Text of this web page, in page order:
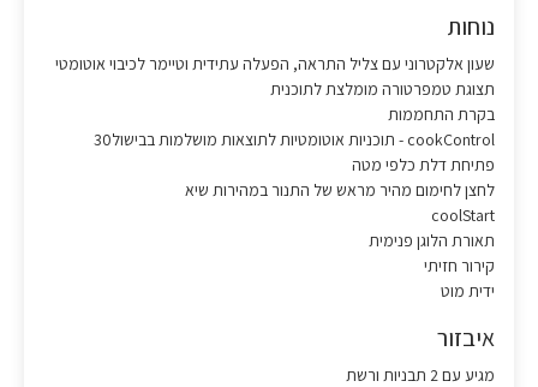
נוחות
שעון אלקטרוני עם צליל התראה, הפעלה עתידית וטיימר לכיבוי אוטומטי
תצוגת טמפרטורה מומלצת לתוכנית
בקרת התחממות
cookControl - תוכניות אוטומטיות לתוצאות מושלמות בבישול30
פתיחת דלת כלפי מטה
לחצן לחימום מהיר מראש של התנור במהירות שיא
coolStart
תאורת הלוגן פנימית
קירור חזיתי
ידית מוט
איבזור
מגיע עם 2 תבניות ורשת